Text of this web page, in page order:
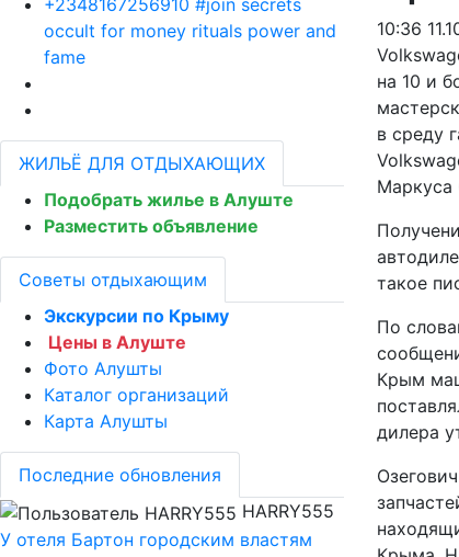
10:36
на 10 и
в среду
Маркуса
такое
По
Крым
дилера
+2348167256910 #join secrets
occult for money rituals power and
fame
ЖИЛЬЁ ДЛЯ ОТДЫХАЮЩИХ
Подобрать жилье в Алуште
Разместить объявление
Советы отдыхающим
Экскурсии по Крыму
Цены в Алуште
Фото Алушты
Каталог организаций
Карта Алушты
Последние обновления
HARRY555
У отеля Бартон городским властям